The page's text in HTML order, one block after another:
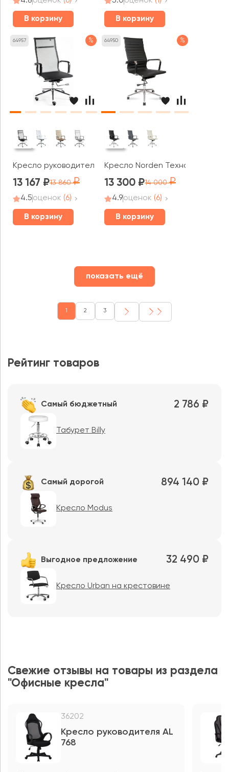
В корзину В корзину
64957 %
Кресло руководителя Norden Хельмут
13 167 13 860
4.5оценок (6)
В корзину
64950 %
Кресло Norden Техно
13 300 14 000
4.9оценок (6)
В корзину
показать ещё
1 2 3
Рейтинг товаров
Самый бюджетный 2 786 ₽
Табурет Billy
Самый дорогой 894 140 ₽
Кресло Modus
Выгодное предложение 32 490 ₽
Кресло Urban на крестовине
Свежие отзывы на товары из раздела
"Офисные кресла"
36202
Кресло руководителя AL
768